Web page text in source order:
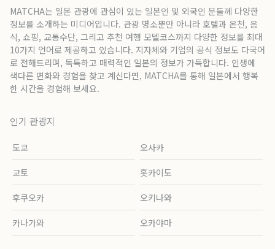
MATCHA는 일본 관광에 관심이 있는 일본인 및 외국인 분들께 다양한
정보를 소개하는 미디어입니다. 관광 명소뿐만 아니라 호텔과 온천, 음
식, 쇼핑, 교통수단, 그리고 추천 여행 모델코스까지 다양한 정보를 최대
10가지 언어로 제공하고 있습니다. 지자체와 기업의 공식 정보도 다국어
로 전해드리며, 독특하고 매력적인 일본의 정보가 가득합니다. 인생에
색다른 변화와 경험을 찾고 계신다면, MATCHA를 통해 일본에서 행복
한 시간을 경험해 보세요.
인기 관광지
도쿄 오사카
교토 홋카이도
후쿠오카 오키나와
카나가와 오카야마